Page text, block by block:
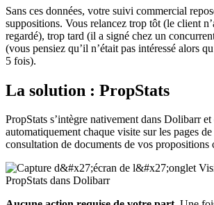
Sans ces données, votre suivi commercial
suppositions. Vous relancez trop tôt (le client
regardé), trop tard (il a signé chez un
(vous pensiez qu’il n’était pas intéressé alors
5 fois).
La solution : PropStats
PropStats s’intègre nativement dans Dolibarr et
automatiquement chaque visite sur les pages
consultation de documents de vos propositions